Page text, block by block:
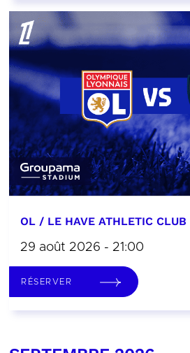
OL / LE HAVE ATHLETIC CLUB
29 août 2026 - 21:00
RÉSERVER